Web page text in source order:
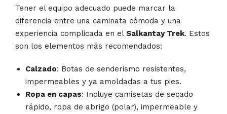
Tener el equipo adecuado puede marcar la
diferencia entre una caminata cómoda y una
experiencia complicada en el Salkantay Trek. Estos
son los elementos más recomendados:
Calzado: Botas de senderismo resistentes,
impermeables y ya amoldadas a tus pies.
Ropa en capas: Incluye camisetas de secado
rápido, ropa de abrigo (polar), impermeable y